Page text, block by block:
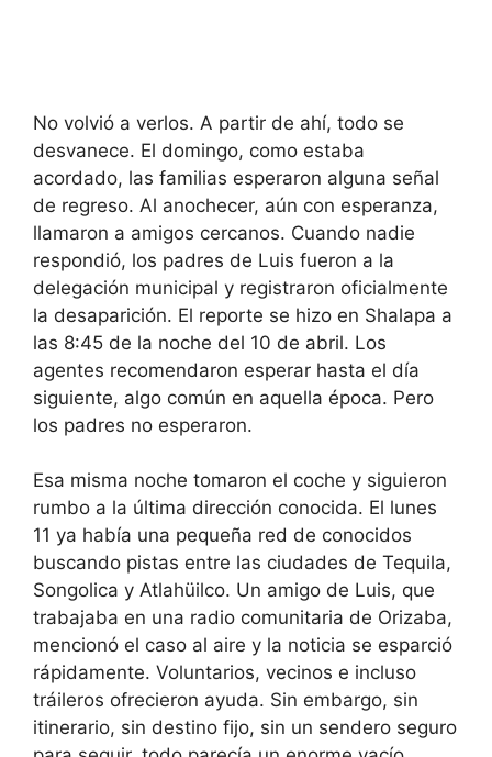
No volvió a verlos. A partir de ahí, todo se
desvanece. El domingo, como estaba
acordado, las familias esperaron alguna señal
de regreso. Al anochecer, aún con esperanza,
llamaron a amigos cercanos. Cuando nadie
respondió, los padres de Luis fueron a la
delegación municipal y registraron oficialmente
la desaparición. El reporte se hizo en Shalapa a
las 8:45 de la noche del 10 de abril. Los
agentes recomendaron esperar hasta el día
siguiente, algo común en aquella época. Pero
los padres no esperaron.
Esa misma noche tomaron el coche y siguieron
rumbo a la última dirección conocida. El lunes
11 ya había una pequeña red de conocidos
buscando pistas entre las ciudades de Tequila,
Songolica y Atlahüilco. Un amigo de Luis, que
trabajaba en una radio comunitaria de Orizaba,
mencionó el caso al aire y la noticia se esparció
rápidamente. Voluntarios, vecinos e incluso
tráileros ofrecieron ayuda. Sin embargo, sin
itinerario, sin destino fijo, sin un sendero seguro